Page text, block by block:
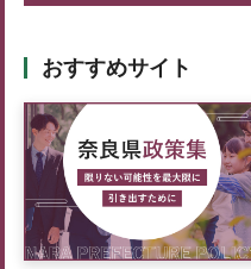
おすすめサイト